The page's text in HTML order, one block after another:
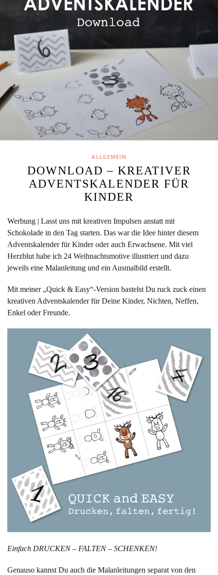
ALLGEMEIN
DOWNLOAD – KREATIVER
ADVENTSKALENDER FÜR
KINDER
Werbung | Lasst uns mit kreativen Impulsen anstatt mit
Schokolade in den Tag starten. Das war die Idee hinter diesem
Adventskalender für Kinder oder auch Erwachsene. Mit viel
Herzblut habe ich 24 Weihnachtsmotive illustriert und dazu
jeweils eine Malanleitung und ein Ausmalbild erstellt.
Mit meiner „Quick & Easy“-Version bastelst Du ruck zuck einen
kreativen Adventskalender für Deine Kinder, Nichten, Neffen,
Enkel oder Freunde.
Einfach DRUCKEN – FALTEN – SCHENKEN!
Genauso kannst Du auch die Malanleitungen separat von den